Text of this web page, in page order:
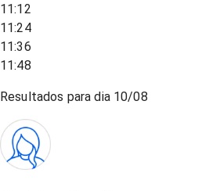
11:12
11:24
11:36
11:48
Resultados para dia 10/08